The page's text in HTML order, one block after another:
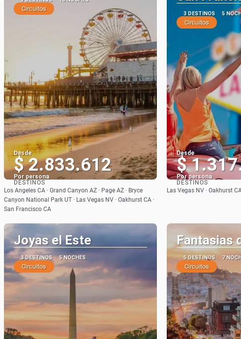
Circuitos
Desde
$ 2.833.612
Por persona
Ver
DESTINOS
Los Angeles CA · Grand Canyon AZ · Page AZ · Bryce
Canyon National Park UT · Las Vegas NV · Oakhurst CA ·
San Francisco CA
3 DESTINOS 5
Circuitos
Desde
$
Por persona
DESTINOS
Las Vegas NV · Oakhurst
Joyas el Este
3 DESTINOS 5 NOCHES
Circuitos
Fantasias
5 DESTINOS 7
Circuitos